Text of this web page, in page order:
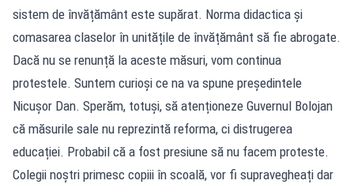
sistem de învățământ este supărat. Norma didactica și
comasarea claselor în unitățile de învățământ să fie abrogate.
Dacă nu se renunță la aceste măsuri, vom continua
protestele. Suntem curioși ce na va spune președintele
Nicușor Dan. Sperăm, totuși, să atenționeze Guvernul Bolojan
că măsurile sale nu reprezintă reforma, ci distrugerea
educației. Probabil că a fost presiune să nu facem proteste.
Colegii noștri primesc copiii în scoală, vor fi supravegheați dar